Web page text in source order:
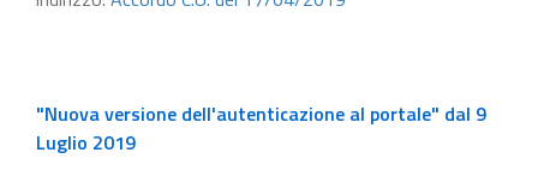
"Nuova versione dell'autenticazione al portale" dal 9
Luglio 2019